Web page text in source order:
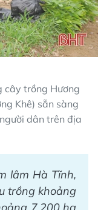
cây trồng Hương
Khê) sẵn sàng
dân trên địa
lâm Hà Tĩnh,
trồng khoảng